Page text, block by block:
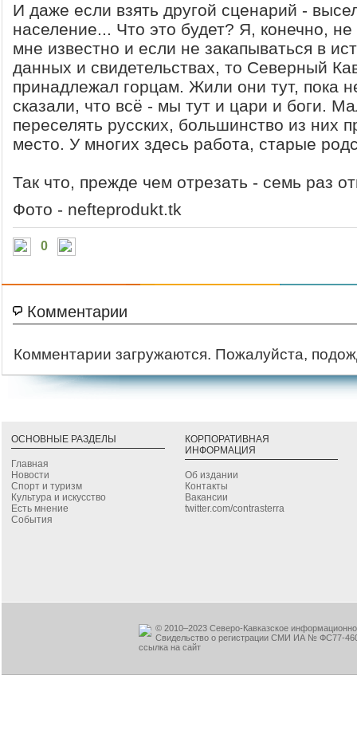
И даже если взять другой сценарий -
население... Что это будет? Я, конечно, не
мне известно и если не закапываться в
данных и свидетельствах, то Северный
принадлежал горцам. Жили они тут, пока
сказали, что всё - мы тут и цари и боги.
переселять русских, большинство из них
место. У многих здесь работа, старые
Так что, прежде чем отрезать - семь раз
Фото - nefteprodukt.tk
0
Комментарии
Комментарии загружаются. Пожалуйста,
ОСНОВНЫЕ РАЗДЕЛЫ
Главная
Новости
Спорт и туризм
Культура и искусство
Есть мнение
События
КОРПОРАТИВНАЯ
ИНФОРМАЦИЯ
Об издании
Контакты
Вакансии
twitter.com/contrasterra
© 2010–2023 Северо-Кавказское
Свидельство о регистрации СМИ ИА № ФС77-
ссылка на сайт